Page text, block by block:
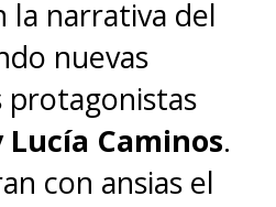
la narrativa del
nuevas
protagonistas
Lucía Caminos.
con ansias el